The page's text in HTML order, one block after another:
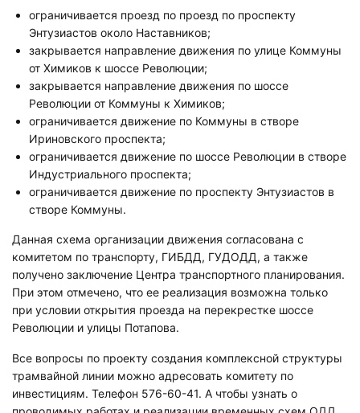
ограничивается проезд по проезд по проспекту
Энтузиастов около Наставников;
закрывается направление движения по улице Коммуны
от Химиков к шоссе Революции;
закрывается направление движения по шоссе
Революции от Коммуны к Химиков;
ограничивается движение по Коммуны в створе
Ириновского проспекта;
ограничивается движение по шоссе Революции в створе
Индустриального проспекта;
ограничивается движение по проспекту Энтузиастов в
створе Коммуны.
Данная схема организации движения согласована с
комитетом по транспорту, ГИБДД, ГУДОДД, а также
получено заключение Центра транспортного планирования.
При этом отмечено, что ее реализация возможна только
при условии открытия проезда на перекрестке шоссе
Революции и улицы Потапова.
Все вопросы по проекту создания комплексной структуры
трамвайной линии можно адресовать комитету по
инвестициям. Телефон 576-60-41. А чтобы узнать о